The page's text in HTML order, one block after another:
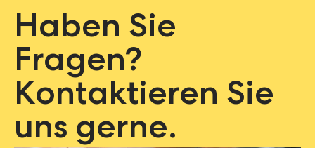
Haben Sie
Fragen?
Kontaktieren Sie
uns gerne.